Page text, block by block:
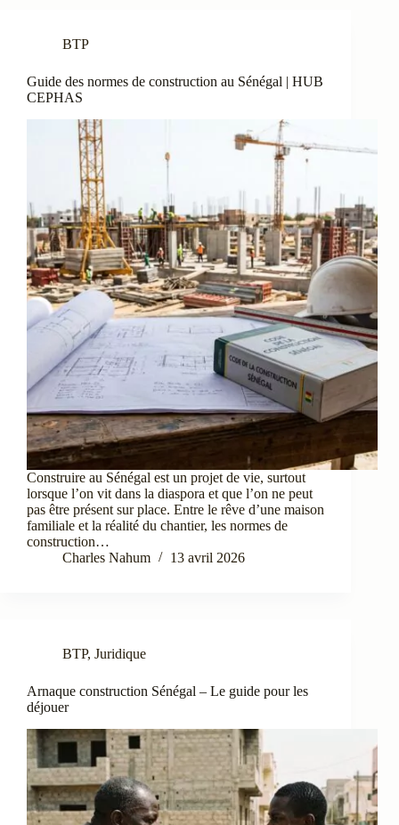
BTP
Guide des normes de construction au Sénégal | HUB
CEPHAS
Construire au Sénégal est un projet de vie, surtout
lorsque l’on vit dans la diaspora et que l’on ne peut
pas être présent sur place. Entre le rêve d’une maison
familiale et la réalité du chantier, les normes de
construction…
Charles Nahum
13 avril 2026
BTP, Juridique
Arnaque construction Sénégal – Le guide pour les
déjouer